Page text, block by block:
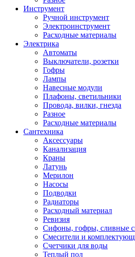
Инструмент
Ручной инструмент
Электроинструмент
Расходные материалы
Электрика
Автоматы
Выключатели, розетки
Гофры
Лампы
Навесные модули
Плафоны, светильники
Провода, вилки, гнезда
Разное
Расходные материалы
Сантехника
Аксессуары
Канализация
Краны
Латунь
Мерилон
Насосы
Подводки
Радиаторы
Расходный материал
Ревизия
Сифоны, гофры, сливные
Смесители и
Счетчики для воды
Теплый пол